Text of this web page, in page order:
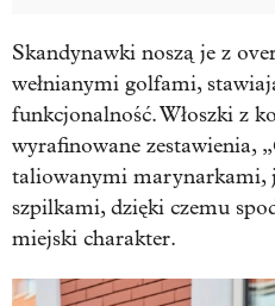
Skandynawki noszą je z
wełnianymi golfami,
funkcjonalność. Włoszki z
wyrafinowane zestawienia,
taliowanymi marynarkami,
szpilkami, dzięki czemu
miejski charakter.